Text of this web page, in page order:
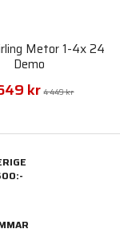
Metor 1-4x 24
Demo
kr 4 449 kr